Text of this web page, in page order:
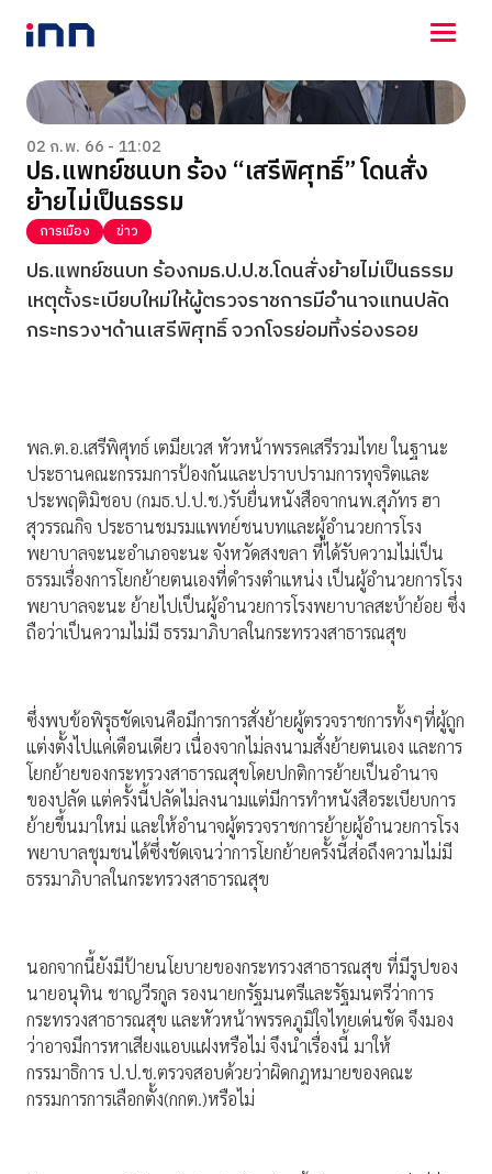
NEWS
ENTERTAINMENT
LIFESTYLE
HOROSCOPE
LOTTERY
VIDEO
ร่วมด้วยช่วยกัน
02 ก.พ. 66 - 11:02
ปธ.แพทย์ชนบท ร้อง “เสรีพิศุทธิ์” โดนสั่ง
ย้ายไม่เป็นธรรม
การเมือง ข่าว
ปธ.แพทย์ชนบท ร้องกมธ.ป.ป.ช.โดนสั่งย้ายไม่เป็นธรรม
เหตุตั้งระเบียบใหม่ให้ผู้ตรวจราชการมีอำนาจแทนปลัด
กระทรวงฯด้านเสรีพิศุทธิ์ จวกโจรย่อมทิ้งร่องรอย
พล.ต.อ.เสรีพิศุทธ์ เตมียเวส หัวหน้าพรรคเสรีรวมไทย ในฐานะ
ประธานคณะกรรมการป้องกันและปราบปรามการทุจริตและ
ประพฤติมิชอบ (กมธ.ป.ป.ช.)รับยื่นหนังสือจากนพ.สุภัทร ฮา
สุวรรณกิจ ประธานชมรมแพทย์ชนบทและผู้อำนวยการโรง
พยาบาลจะนะอำเภอจะนะ จังหวัดสงขลา ที่ได้รับความไม่เป็น
ธรรมเรื่องการโยกย้ายตนเองที่ดำรงตำแหน่ง เป็นผู้อำนวยการโรง
พยาบาลจะนะ ย้ายไปเป็นผู้อำนวยการโรงพยาบาลสะบ้าย้อย ซึ่ง
ถือว่าเป็นความไม่มี ธรรมาภิบาลในกระทรวงสาธารณสุข
ซึ่งพบข้อพิรุธชัดเจนคือมีการการสั่งย้ายผู้ตรวจราชการทั้งๆที่ผู้ถูก
แต่งตั้งไปแค่เดือนเดียว เนื่องจากไม่ลงนามสั่งย้ายตนเอง และการ
โยกย้ายของกระทรวงสาธารณสุขโดยปกติการย้ายเป็นอำนาจ
ของปลัด แต่ครั้งนี้ปลัดไม่ลงนามแต่มีการทำหนังสือระเบียบการ
ย้ายขึ้นมาใหม่ และให้อำนาจผู้ตรวจราชการย้ายผู้อำนวยการโรง
พยาบาลชุมชนได้ซึ่งชัดเจนว่าการโยกย้ายครั้งนี้ส่อถึงความไม่มี
ธรรมาภิบาลในกระทรวงสาธารณสุข
นอกจากนี้ยังมีป้ายนโยบายของกระทรวงสาธารณสุข ที่มีรูปของ
นายอนุทิน ชาญวีรกูล รองนายกรัฐมนตรีและรัฐมนตรีว่าการ
กระทรวงสาธารณสุข และหัวหน้าพรรคภูมิใจไทยเด่นชัด จึงมอง
ว่าอาจมีการหาเสียงแอบแฝงหรือไม่ จึงนำเรื่องนี้ มาให้
กรรมาธิการ ป.ป.ช.ตรวจสอบด้วยว่าผิดกฎหมายของคณะ
กรรมการการเลือกตั้ง(กกต.)หรือไม่